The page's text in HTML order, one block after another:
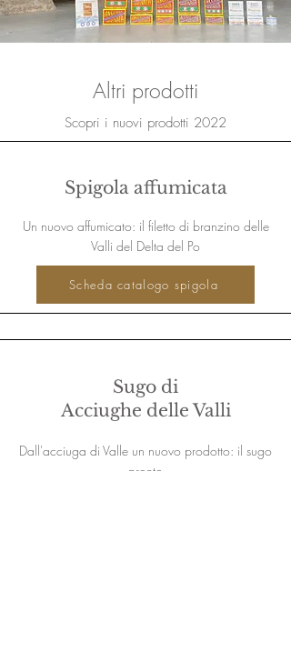
Altri prodotti
Scopri i nuovi prodotti 2022
Spigola affumicata
Un nuovo affumicato: il filetto di branzino delle
Valli del Delta del Po
Scheda catalogo spigola
Sugo di
Acciughe delle Valli
Dall'acciuga di Valle un nuovo prodotto: il sugo
pronto